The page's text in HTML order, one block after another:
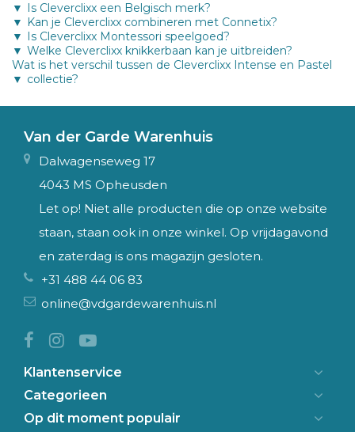
Is Cleverclixx een Belgisch merk?
Kan je Cleverclixx combineren met Connetix?
Is Cleverclixx Montessori speelgoed?
Welke Cleverclixx knikkerbaan kan je uitbreiden?
Wat is het verschil tussen de Cleverclixx Intense en Pastel
collectie?
Van der Garde Warenhuis
Dalwagenseweg 17
4043 MS Opheusden
Let op! Niet alle producten die op onze website
staan, staan ook in onze winkel. Op vrijdagavond
en zaterdag is ons magazijn gesloten.
+31 488 44 06 83
online@vdgardewarenhuis.nl
Klantenservice
Categorieen
Op dit moment populair